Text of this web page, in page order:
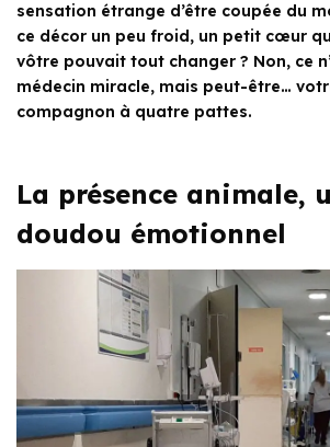
sensation étrange d’être coupée du
ce décor un peu froid, un petit cœur
vôtre pouvait tout changer ? Non, ce
médecin miracle, mais peut-être…
compagnon à quatre pattes.
La présence animale,
doudou émotionnel